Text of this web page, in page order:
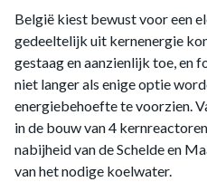
België kiest bewust voor een
gedeeltelijk uit kernenergie
gestaag en aanzienlijk toe, en
niet langer als enige optie
energiebehoefte te voorzien.
in de bouw van 4
nabijheid van de Schelde en
van het nodige koelwater.